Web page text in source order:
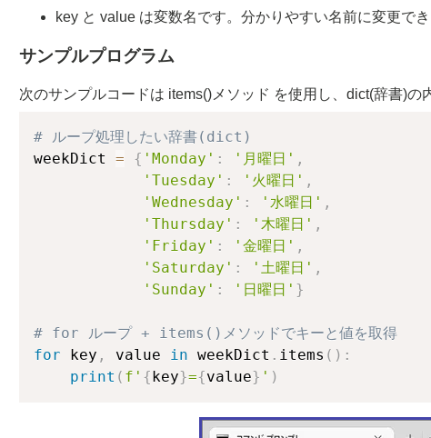
key と value は変数名です。分かりやすい名前に変更でき
サンプルプログラム
次のサンプルコードは items()メソッド を使用し、dict(辞書)の
# ループ処理したい辞書(dict)
weekDict = { 'Monday' : '月曜日' ,
'Tuesday' : '火曜日' ,
'Wednesday' : '水曜日' ,
'Thursday' : '木曜日' ,
'Friday' : '金曜日' ,
'Saturday' : '土曜日' ,
'Sunday' : '日曜日' }
# for ループ + items()メソッドでキーと値を取得
for key , value in weekDict . items ( ) :
print ( f' {key}={value} ' )